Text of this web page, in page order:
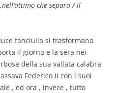
che separa / il
fanciulla si trasformano
il giorno e la sera nei
della sua vallata calabra
Federico II con i suoi
, ed ora , invece , tutto